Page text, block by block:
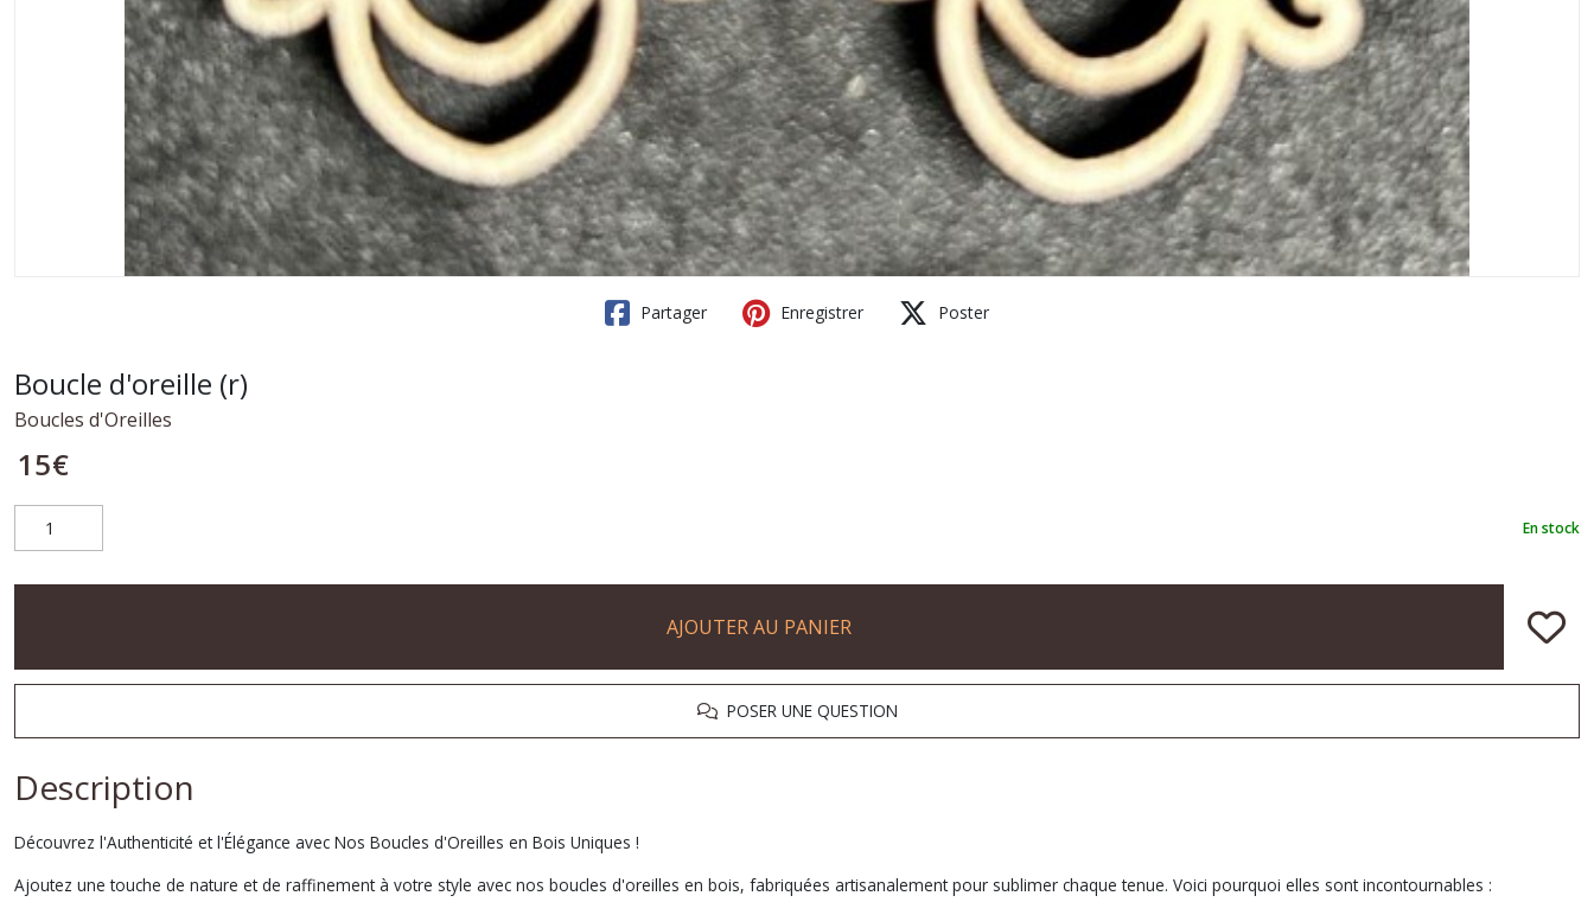
Partager Enregistrer Poster
Boucle d'oreille (r)
Boucles d'Oreilles
15€
En stock
AJOUTER AU PANIER
POSER UNE QUESTION
Description
Découvrez l'Authenticité et l'Élégance avec Nos Boucles d'Oreilles en Bois Uniques !
Ajoutez une touche de nature et de raffinement à votre style avec nos boucles d'oreilles en bois, fabriquées artisanalement pour sublimer chaque tenue. Voici pourquoi elles sont incontournables :